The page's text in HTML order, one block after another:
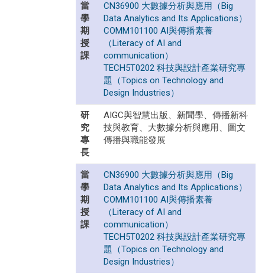
當
學
期
授
課
CN36900 大數據分析與應用（Big
Data Analytics and Its Applications）
COMM101100 AI與傳播素養
（Literacy of AI and
communication）
TECH5T0202 科技與設計產業研究專
題（Topics on Technology and
Design Industries）
研
究
專
長
AIGC與智慧出版、新聞學、傳播新科
技與教育、大數據分析與應用、圖文
傳播與職能發展
當
學
期
授
課
CN36900 大數據分析與應用（Big
Data Analytics and Its Applications）
COMM101100 AI與傳播素養
（Literacy of AI and
communication）
TECH5T0202 科技與設計產業研究專
題（Topics on Technology and
Design Industries）